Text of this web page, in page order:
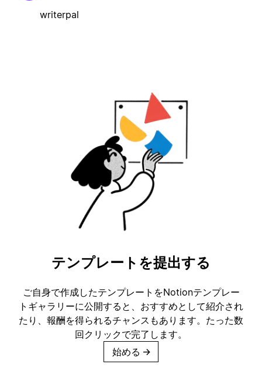
writerpal
テンプレートを提出する
ご自身で作成したテンプレートをNotionテンプレー
トギャラリーに公開すると、おすすめとして紹介され
たり、報酬を得られるチャンスもあります。たった数
回クリックで完了します。
始める →